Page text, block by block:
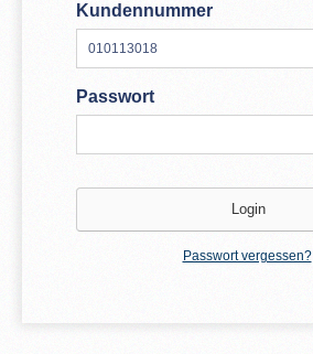
Kundennummer
Passwort
Passwort vergessen?